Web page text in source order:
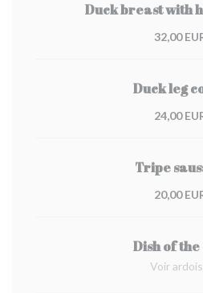
Duck breast with
32,00
Duck leg
24,00
Tripe
20,00
Dish of
Voir